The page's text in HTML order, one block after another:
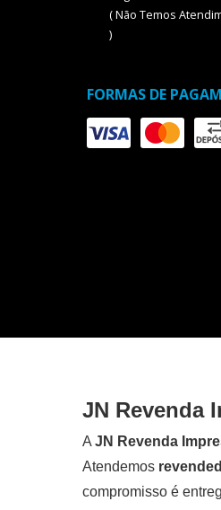
( Não Temos
)
FORMAS DE
JN Revenda
A JN Revenda
Atendemos
compromisso é